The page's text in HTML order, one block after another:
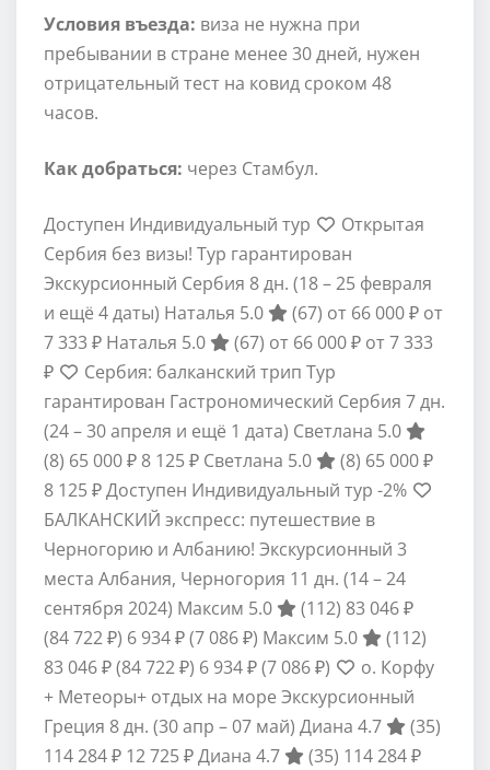
Условия въезда: виза не нужна при
пребывании в стране менее 30 дней, нужен
отрицательный тест на ковид сроком 48
часов.
Как добраться: через Стамбул.
Доступен Индивидуальный тур
Открытая
Сербия без визы! Тур гарантирован
Экскурсионный Сербия 8 дн. (18 – 25 февраля
и ещё 4 даты) Наталья 5.0 (67) от 66 000 ₽ от
7 333 ₽ Наталья 5.0 (67) от 66 000 ₽ от 7 333
₽
Сербия: балканский трип Тур
гарантирован Гастрономический Сербия 7 дн.
(24 – 30 апреля и ещё 1 дата) Светлана 5.0
(8) 65 000 ₽ 8 125 ₽ Светлана 5.0 (8) 65 000 ₽
8 125 ₽Доступен Индивидуальный тур -2%
БАЛКАНСКИЙ экспресс: путешествие в
Черногорию и Албанию! Экскурсионный 3
места Албания, Черногория 11 дн. (14 – 24
сентября 2024) Максим 5.0 (112) 83 046 ₽
(84 722 ₽) 6 934 ₽(7 086 ₽) Максим 5.0
(112)
83 046 ₽(84 722 ₽) 6 934 ₽(7 086 ₽)
о. Корфу
+ Метеоры+ отдых на море Экскурсионный
Греция 8 дн. (30 апр – 07 май) Диана 4.7
(35)
114 284 ₽ 12 725 ₽Диана 4.7 (35) 114 284 ₽